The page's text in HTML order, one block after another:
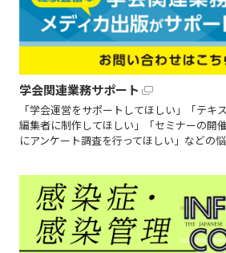
学会関連業務サポート
「学会運営をサポートしてほしい」「テキ
編集者に制作してほしい」「セミナーの開
にアンケート調査を行ってほしい」などの